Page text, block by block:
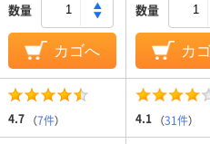
数量
カゴへ
数量
カ
4.7 （7件） 4.1 （31件）